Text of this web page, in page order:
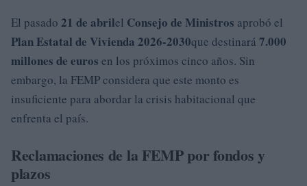
El pasado 21 de abrilel Consejo de Ministros aprobó el
Plan Estatal de Vivienda 2026-2030que destinará 7.000
millones de euros en los próximos cinco años. Sin
embargo, la FEMP considera que este monto es
insuficiente para abordar la crisis habitacional que
enfrenta el país.
Reclamaciones de la FEMP por fondos y
plazos